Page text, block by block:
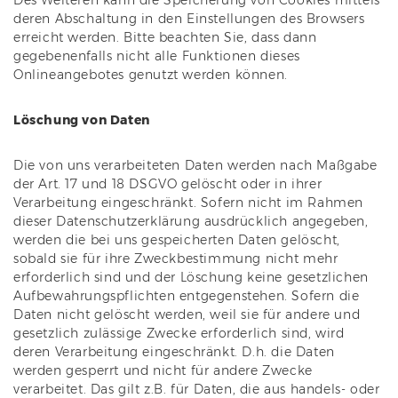
deren Abschaltung in den Einstellungen des Browsers
erreicht werden. Bitte beachten Sie, dass dann
gegebenenfalls nicht alle Funktionen dieses
Onlineangebotes genutzt werden können.
Löschung von Daten
Die von uns verarbeiteten Daten werden nach Maßgabe
der Art. 17 und 18 DSGVO gelöscht oder in ihrer
Verarbeitung eingeschränkt. Sofern nicht im Rahmen
dieser Datenschutzerklärung ausdrücklich angegeben,
werden die bei uns gespeicherten Daten gelöscht,
sobald sie für ihre Zweckbestimmung nicht mehr
erforderlich sind und der Löschung keine gesetzlichen
Aufbewahrungspflichten entgegenstehen. Sofern die
Daten nicht gelöscht werden, weil sie für andere und
gesetzlich zulässige Zwecke erforderlich sind, wird
deren Verarbeitung eingeschränkt. D.h. die Daten
werden gesperrt und nicht für andere Zwecke
verarbeitet. Das gilt z.B. für Daten, die aus handels- oder